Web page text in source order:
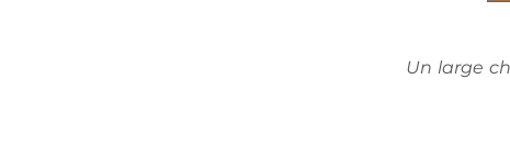
Un large